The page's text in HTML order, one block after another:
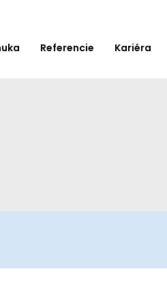
Referencie Kariéra